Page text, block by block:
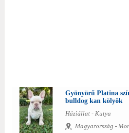
Gyönyörű Platina
bulldog kan kölyök
Háziállat - Kutya
Magyarország -